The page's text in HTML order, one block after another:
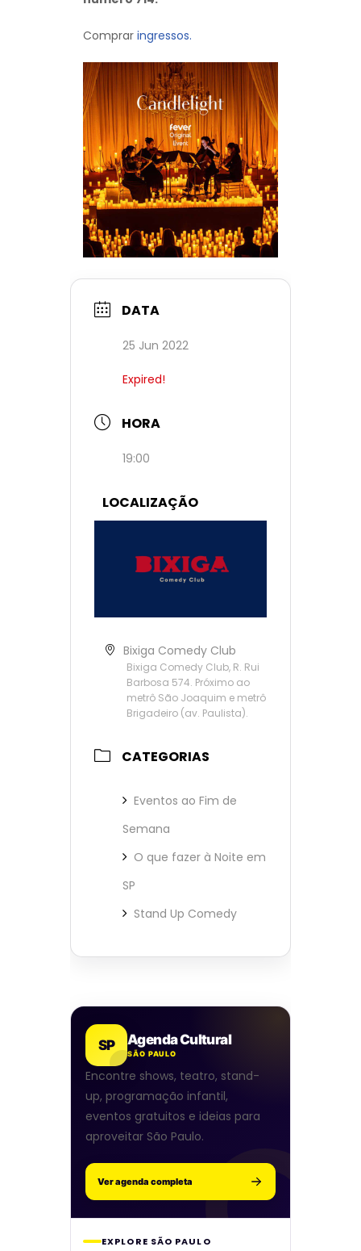
Comprar ingressos.
DATA
25 Jun 2022
Expired!
HORA
19:00
LOCALIZAÇÃO
Bixiga Comedy Club
Bixiga Comedy Club, R. Rui
Barbosa 574. Próximo ao
metrô São Joaquim e metrô
Brigadeiro (av. Paulista).
CATEGORIAS
Eventos ao Fim de
Semana
O que fazer à Noite em
SP
Stand Up Comedy
SP Agenda Cultural
SÃO PAULO
Encontre shows, teatro, stand-
up, programação infantil,
eventos gratuitos e ideias para
aproveitar São Paulo.
Ver agenda completa
EXPLORE SÃO PAULO